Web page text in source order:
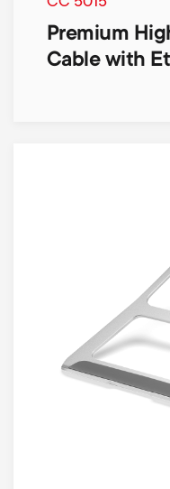
Premium
Cable with